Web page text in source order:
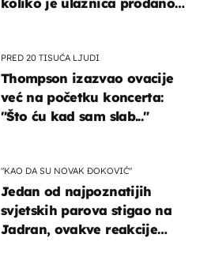
PRED 20 TISUĆA LJUDI
Thompson izazvao ovacije
već na početku koncerta:
"Što ću kad sam slab..."
"KAO DA SU NOVAK ĐOKOVIĆ"
Jedan od najpoznatijih
svjetskih parova stigao na
Jadran, ovakve reakcije